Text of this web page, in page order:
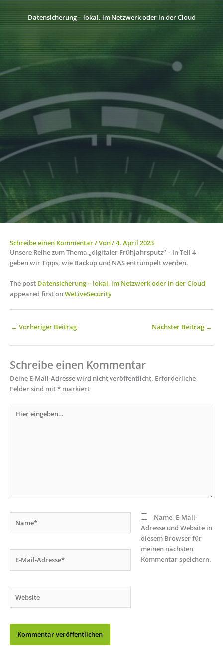
Datensicherung – lokal, im Netzwerk oder in der Cloud
Schreibe einen Kommentar/ Von/4. April 2023
Unsere Reihe zum Thema „digitaler Frühjahrsputz“ – In Teil 4
geben wir Tipps, wie Backup und NAS entrümpelt werden.
The post Datensicherung – lokal, im Netzwerk oder in der Cloud
appeared first onWeLiveSecurity
← Vorheriger Beitrag Nächster Beitrag →
Schreibe einen Kommentar
Deine E-Mail-Adresse wird nicht veröffentlicht. Erforderliche
Felder sind mit* markiert
eingeben…
Mail-
Name, E-Mail-
Adresse und Website in
diesem Browser für
meinen nächsten
Kommentar speichern.